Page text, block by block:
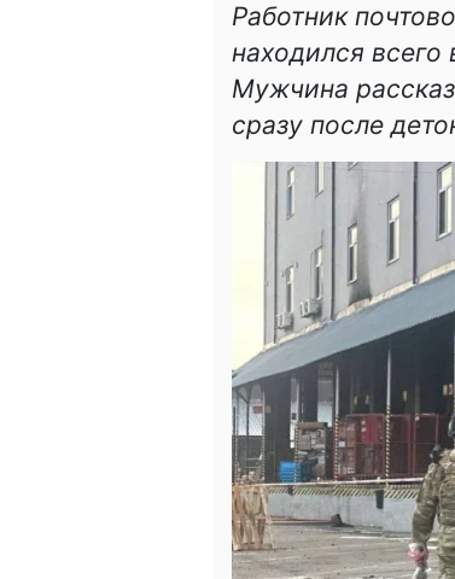
Работник
находился всего
Мужчина
сразу после